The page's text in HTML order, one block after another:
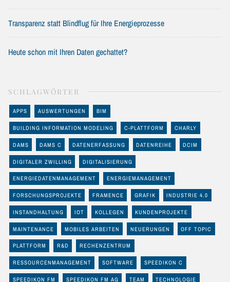
Transparenz statt Blindflug für Ihre Energieprozesse
Heute schon mit Ihren Daten gechattet?
SCHLAGWÖRTER
APPS AUSWERTUNGEN BIM
BUILDING INFORMATION MODELING C-PLATTFORM CHARLY
DAMS DAMS C DATENERFASSUNG DATENREIHE DCIM
DIGITALER ZWILLING DIGITALISIERUNG
ENERGIEDATENMANAGEMENT ENERGIEMANAGEMENT
FORSCHUNGSPROJEKTE FRAMENCE GRAFIK INDUSTRIE 4.0
INSTANDHALTUNG IOT KOLLEGEN KUNDENPROJEKTE
MAINTENANCE MOBILES ARBEITEN NEUERUNGEN OFF TOPIC
PLATTFORM R&D RECHENZENTRUM
RESSOURCENMANAGEMENT SOFTWARE SPEEDIKON C
SPEEDIKON FM SPEEDIKON FM AG TEAM TECHNOLOGIE